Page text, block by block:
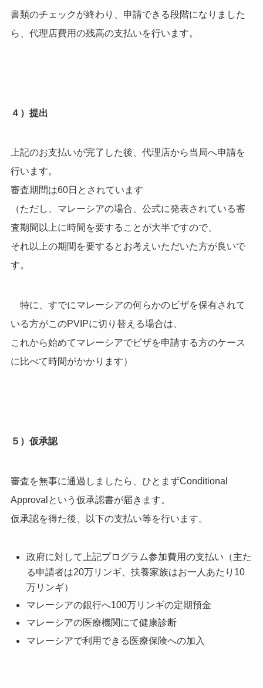
書類のチェックが終わり、申請できる段階になりました
ら、代理店費用の残高の支払いを行います。
４）提出
上記のお支払いが完了した後、代理店から当局へ申請を
行います。
審査期間は60日とされています
（ただし、マレーシアの場合、公式に発表されている審
査期間以上に時間を要することが大半ですので、
それ以上の期間を要するとお考えいただいた方が良いで
す。
特に、すでにマレーシアの何らかのビザを保有されて
いる方がこのPVIPに切り替える場合は、
これから始めてマレーシアでビザを申請する方のケース
に比べて時間がかかります）
５）仮承認
審査を無事に通過しましたら、ひとまずConditional
Approvalという仮承認書が届きます。
仮承認を得た後、以下の支払い等を行います。
政府に対して上記プログラム参加費用の支払い（主た
る申請者は20万リンギ、扶養家族はお一人あたり10
万リンギ）
マレーシアの銀行へ100万リンギの定期預金
マレーシアの医療機関にて健康診断
マレーシアで利用できる医療保険への加入